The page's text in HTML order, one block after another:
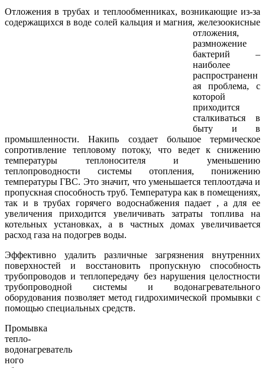
Отложения в трубах и теплообменниках, возникающие из-за
содержащихся в воде солей кальция и магния, железоокисные
отложения,
размножение
бактерий –
наиболее
распространенн
ая проблема, с
которой
приходится
сталкиваться в
быту и в
промышленности. Накипь создает большое термическое
сопротивление тепловому потоку, что ведет к снижению
температуры теплоносителя и уменьшению
теплопроводности системы отопления, понижению
температуры ГВС. Это значит, что уменьшается теплоотдача и
пропускная способность труб. Температура как в помещениях,
так и в трубах горячего водоснабжения падает , а для ее
увеличения приходится увеличивать затраты топлива на
котельных установках, а в частных домах увеличивается
расход газа на подогрев воды.
Эффективно удалить различные загрязнения внутренних
поверхностей и восстановить пропускную способность
трубопроводов и теплопередачу без нарушения целостности
трубопроводной системы и водонагревательного
оборудования позволяет метод гидрохимической промывки с
помощью специальных средств.
Промывка
тепло-
водонагреватель
ного